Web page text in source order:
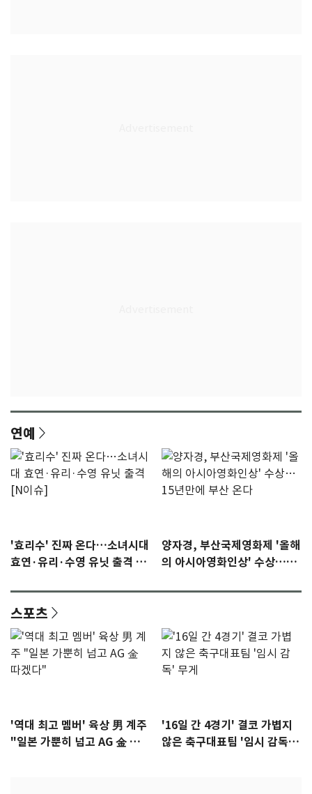
연예
'효리수' 진짜 온다…소녀시대
효연·유리·수영 유닛 출격 [N
양자경, 부산국제영화제 '올해
의 아시아영화인상' 수상…15
스포츠
'역대 최고 멤버' 육상 男 계주
"일본 가뿐히 넘고 AG 金 따겠
'16일 간 4경기' 결코 가볍지
않은 축구대표팀 '임시 감독'